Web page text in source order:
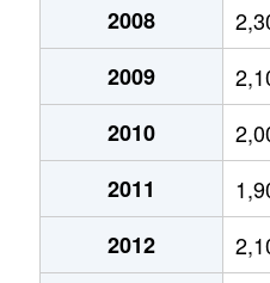
魚崎南町
2,400万
魚崎南町
2,600万
魚崎南町
3,200万
魚崎南町
2,000万
魚崎南町
3,100万
2008
2009
2010
2011
2012